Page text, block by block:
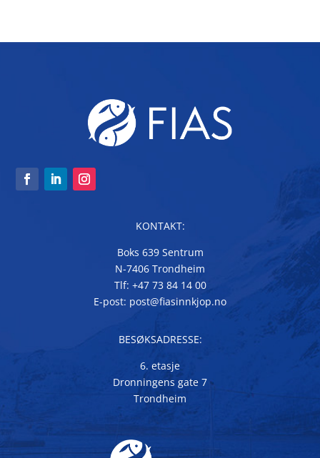
KONTAKT:
Boks 639 Sentrum
N-7406 Trondheim
Tlf: +47 73 84 14 00
E-post: post@fiasinnkjop.no
BESØKSADRESSE:
6. etasje
Dronningens gate 7
Trondheim